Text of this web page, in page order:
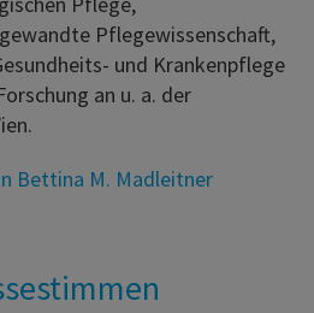
Pflegewissenschaft,
und Krankenpflege
an u. a. der
Bettina M. Madleitner